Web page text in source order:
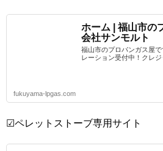
ホーム | 福山市の
会社サンモルト
福山市のプロパンガス屋
レーション受付中！クレ
fukuyama-lpgas.com
☑ペレットストーブ専用サイト